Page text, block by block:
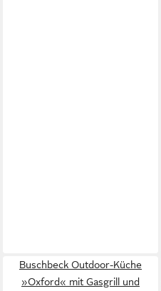
Buschbeck Outdoor-Küche
»Oxford« mit Gasgrill und